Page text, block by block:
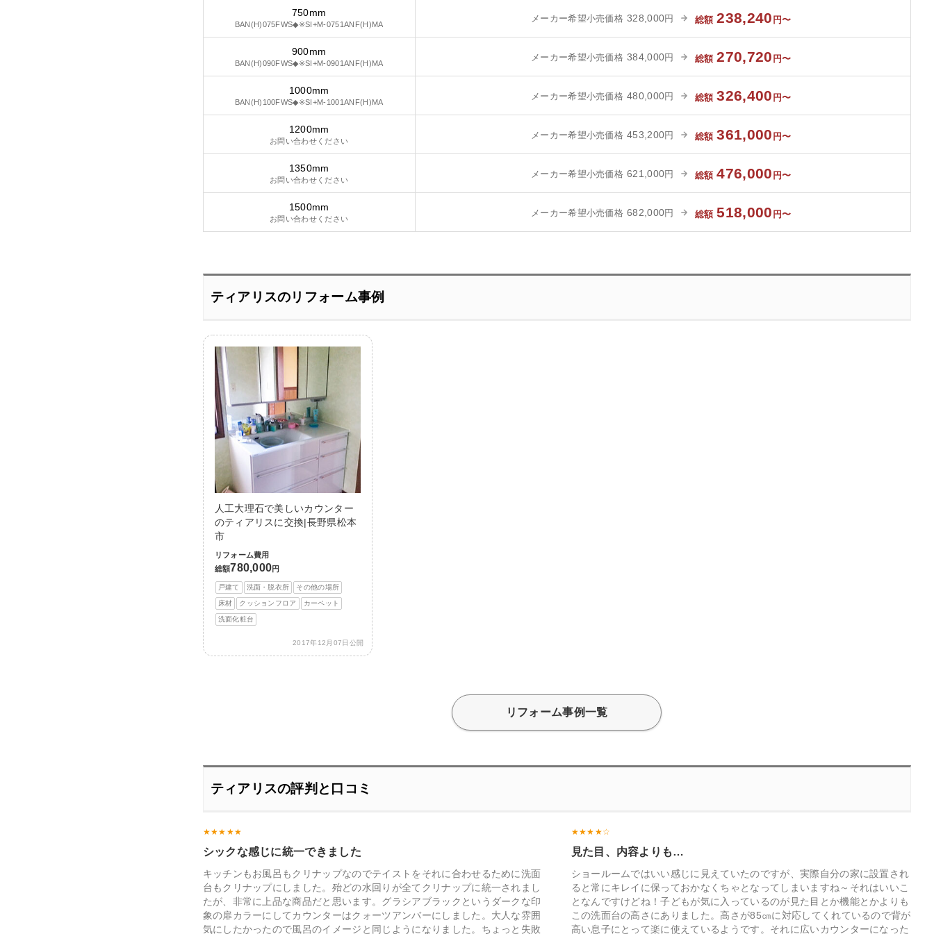
750mm
BAN(H)075FWS◆※SI+M-0751ANF(H)MA
メーカー希望小売価格 328,000円 総額 238,240 円〜
900mm
BAN(H)090FWS◆※SI+M-0901ANF(H)MA
メーカー希望小売価格 384,000円 総額 270,720 円〜
1000mm
BAN(H)100FWS◆※SI+M-1001ANF(H)MA
メーカー希望小売価格 480,000円 総額 326,400 円〜
1200mm
お問い合わせください
メーカー希望小売価格 453,200円 総額 361,000 円〜
1350mm
お問い合わせください
メーカー希望小売価格 621,000円 総額 476,000 円〜
1500mm
お問い合わせください
メーカー希望小売価格 682,000円 総額 518,000 円〜
ティアリスのリフォーム事例
人工大理石で美しいカウンター
のティアリスに交換|長野県松本
市
リフォーム費用
総額780,000円
戸建て 洗面・脱衣所 その他の場所
床材 クッションフロア カーペット
洗面化粧台
2017年12月07日公開
リフォーム事例一覧
ティアリスの評判と口コミ
シックな感じに統一できました
キッチンもお風呂もクリナップなのでテイストをそれに合わせるために洗面
台もクリナップにしました。殆どの水回りが全てクリナップに統一されまし
たが、非常に上品な商品だと思います。グラシアブラックというダークな印
象の扉カラーにしてカウンターはクォーツアンバーにしました。大人な雰囲
気にしたかったので風呂のイメージと同じようになりました。ちょっと失敗
見た目、内容よりも…
ショールームではいい感じに見えていたのですが、実際自分の家に設置され
ると常にキレイに保っておかなくちゃとなってしまいますね～それはいいこ
となんですけどね！子どもが気に入っているのが見た目とか機能とかよりも
この洗面台の高さにありました。高さが85㎝に対応してくれているので背が
高い息子にとって楽に使えているようです。それに広いカウンターになった